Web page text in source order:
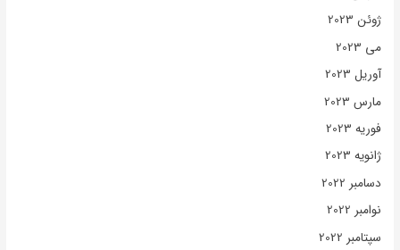
ژوئن 2023
می 2023
آوریل 2023
مارس 2023
فوریه 2023
ژانویه 2023
دسامبر 2022
نوامبر 2022
سپتامبر 2022